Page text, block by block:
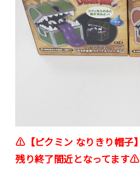
⚠【ピクミン なりきり帽子】
残り終了間近となってます⚠